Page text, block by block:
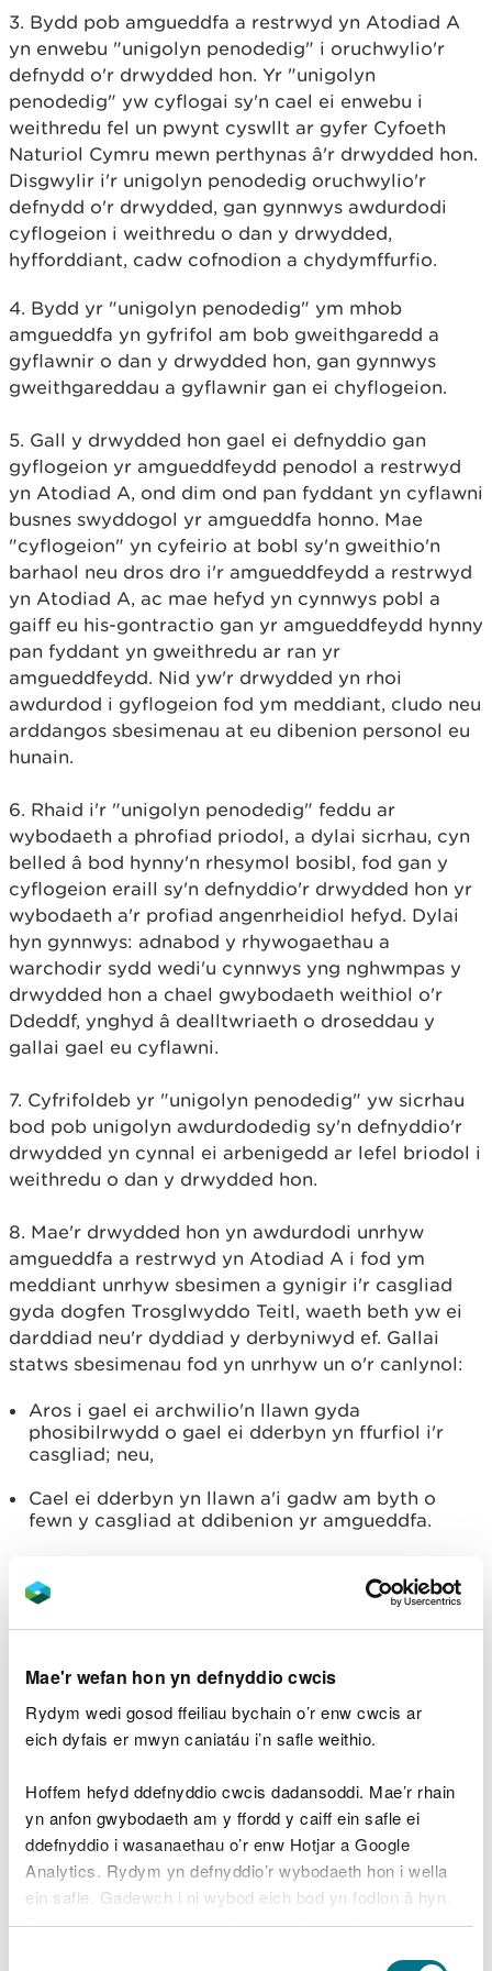
Mae'r wefan hon yn defnyddio cwcis
Rydym wedi gosod ffeiliau bychain o’r enw cwcis ar
eich dyfais er mwyn caniatáu i’n safle weithio.
Hoffem hefyd ddefnyddio cwcis dadansoddi. Mae’r rhain
yn anfon gwybodaeth am y ffordd y caiff ein safle ei
ddefnyddio i wasanaethau o’r enw Hotjar a Google
Analytics. Rydym yn defnyddio’r wybodaeth hon i wella
ein safle. Gadewch i ni wybod eich bod yn fodlon â hyn.
Byddwn yn defnyddio cwci i gadw eich dewis.
3. Bydd pob amgueddfa a restrwyd yn Atodiad A
yn enwebu "unigolyn penodedig" i oruchwylio'r
defnydd o'r drwydded hon. Yr "unigolyn
penodedig" yw cyflogai sy'n cael ei enwebu i
weithredu fel un pwynt cyswllt ar gyfer Cyfoeth
Naturiol Cymru mewn perthynas â'r drwydded hon.
Disgwylir i'r unigolyn penodedig oruchwylio'r
defnydd o'r drwydded, gan gynnwys awdurdodi
cyflogeion i weithredu o dan y drwydded,
hyfforddiant, cadw cofnodion a chydymffurfio.
4. Bydd yr "unigolyn penodedig" ym mhob
amgueddfa yn gyfrifol am bob gweithgaredd a
gyflawnir o dan y drwydded hon, gan gynnwys
gweithgareddau a gyflawnir gan ei chyflogeion.
5. Gall y drwydded hon gael ei defnyddio gan
gyflogeion yr amgueddfeydd penodol a restrwyd
yn Atodiad A, ond dim ond pan fyddant yn cyflawni
busnes swyddogol yr amgueddfa honno. Mae
"cyflogeion" yn cyfeirio at bobl sy'n gweithio'n
barhaol neu dros dro i'r amgueddfeydd a restrwyd
yn Atodiad A, ac mae hefyd yn cynnwys pobl a
gaiff eu his-gontractio gan yr amgueddfeydd hynny
pan fyddant yn gweithredu ar ran yr
amgueddfeydd. Nid yw'r drwydded yn rhoi
awdurdod i gyflogeion fod ym meddiant, cludo neu
arddangos sbesimenau at eu dibenion personol eu
hunain.
6. Rhaid i'r "unigolyn penodedig" feddu ar
wybodaeth a phrofiad priodol, a dylai sicrhau, cyn
belled â bod hynny'n rhesymol bosibl, fod gan y
cyflogeion eraill sy'n defnyddio'r drwydded hon yr
wybodaeth a'r profiad angenrheidiol hefyd. Dylai
hyn gynnwys: adnabod y rhywogaethau a
warchodir sydd wedi'u cynnwys yng nghwmpas y
drwydded hon a chael gwybodaeth weithiol o'r
Ddeddf, ynghyd â dealltwriaeth o droseddau y
gallai gael eu cyflawni.
7. Cyfrifoldeb yr "unigolyn penodedig" yw sicrhau
bod pob unigolyn awdurdodedig sy'n defnyddio'r
drwydded yn cynnal ei arbenigedd ar lefel briodol i
weithredu o dan y drwydded hon.
8. Mae'r drwydded hon yn awdurdodi unrhyw
amgueddfa a restrwyd yn Atodiad A i fod ym
meddiant unrhyw sbesimen a gynigir i'r casgliad
gyda dogfen Trosglwyddo Teitl, waeth beth yw ei
darddiad neu'r dyddiad y derbyniwyd ef. Gallai
statws sbesimenau fod yn unrhyw un o'r canlynol:
Aros i gael ei archwilio'n llawn gyda
phosibilrwydd o gael ei dderbyn yn ffurfiol i'r
casgliad; neu,
Cael ei dderbyn yn llawn a'i gadw am byth o
fewn y casgliad at ddibenion yr amgueddfa.
amgueddfeydd hynny a restrwyd yn Atodiad A neu
sefydliadau gwyddonol.
10. Gall yr "unigolyn penodedig" roi'r hawl i un o
swyddogion Cyfoeth Naturiol Cymru, gydag
at y diben, yn unol â dangos tystiolaeth o bwy
ydynt yn ôl y galw, gael mynediad rhesymol at
gofnodion a sbesimenau a gasglwyd at ddibenion
pennu a yw amodau'r drwydded hon yn cael eu
dilyn neu wedi eu dilyn. Bydd y personél
awdurdodedig yn rhoi pob cymorth rhesymol i
swyddog Cyfoeth Naturiol Cymru ac unrhyw un